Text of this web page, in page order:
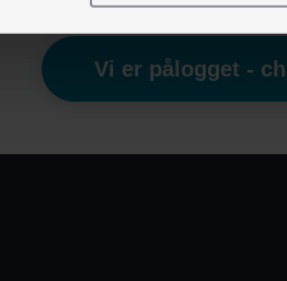
Finner du ikke det
Vi er pålogget -